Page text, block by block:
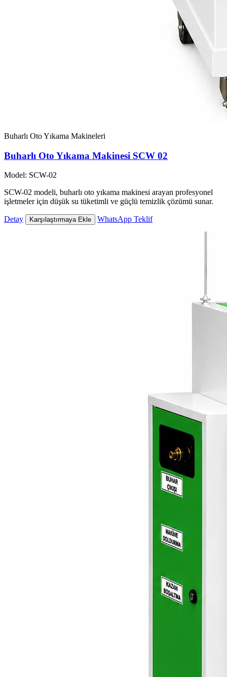
Buharlı Oto Yıkama Makineleri
Buharlı Oto Yıkama Makinesi SCW 02
Model: SCW-02
SCW-02 modeli, buharlı oto yıkama makinesi arayan profesyonel
işletmeler için düşük su tüketimli ve güçlü temizlik çözümü sunar.
Detay Karşılaştırmaya Ekle WhatsApp Teklif